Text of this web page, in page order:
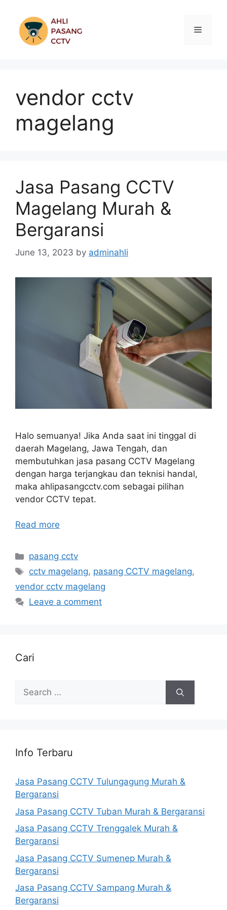
content
Menu
vendor cctv
magelang
Jasa Pasang CCTV
Magelang Murah &
Bergaransi
June 13, 2023 by adminahli
Halo semuanya! Jika Anda saat ini tinggal di
daerah Magelang, Jawa Tengah, dan
membutuhkan jasa pasang CCTV Magelang
dengan harga terjangkau dan teknisi handal,
maka ahlipasangcctv.com sebagai pilihan
vendor CCTV tepat.
Read more
Categories
pasang cctv
Tags
cctv magelang, pasang CCTV magelang,
vendor cctv magelang
Leave a comment
Cari
Search
for:
Info Terbaru
Jasa Pasang CCTV Tulungagung Murah &
Bergaransi
Jasa Pasang CCTV Tuban Murah & Bergaransi
Jasa Pasang CCTV Trenggalek Murah &
Bergaransi
Jasa Pasang CCTV Sumenep Murah &
Bergaransi
Jasa Pasang CCTV Sampang Murah &
Bergaransi